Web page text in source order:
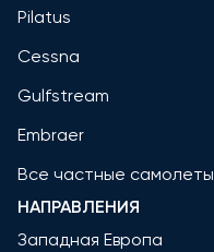
Pilatus
Cessna
Gulfstream
Embraer
Все частные самолеты
НАПРАВЛЕНИЯ
Западная Европа